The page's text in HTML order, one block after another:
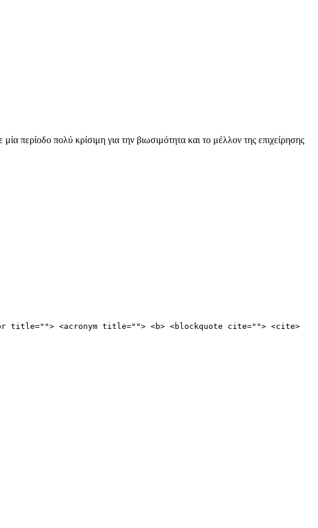
πολύ κρίσιμη για την βιωσιμότητα και το μέλλον της επιχείρησης
title=""> <acronym title=""> <b> <blockquote cite=""> <cite>